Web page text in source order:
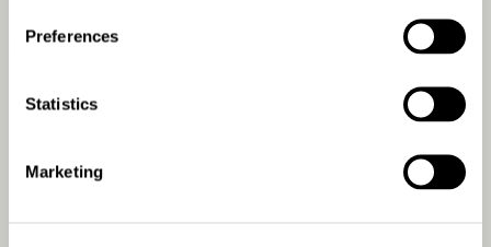
Preferences
Statistics
Marketing
Kattava eristyspalvelu, joka nopeuttaa prosesseja ja
Valmistamme eristeosat ja asennamme ne valmiiksi
Voimme samalla asentaa tarvittaessa myös
kyseiseen komponenttiin kuuluvia kolmannen